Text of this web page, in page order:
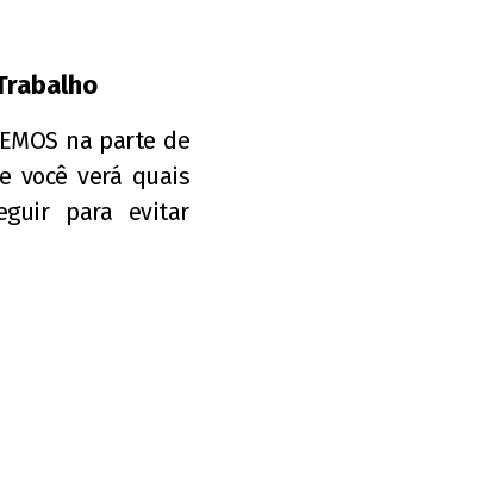
na parte de
você verá quais
para evitar